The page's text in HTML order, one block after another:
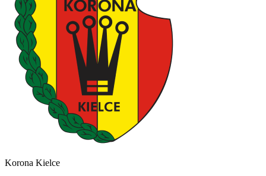
Korona Kielce